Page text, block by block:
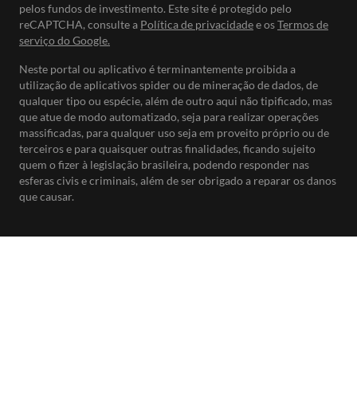
pelos fundos de investimento. Este site é protegido pelo
reCAPTCHA, consulte a Política de privacidadee osTermos de
serviço do Google.
Neste portal ou aplicativo é terminantemente proibida a
utilização de aplicativos spider ou de mineração de dados, de
qualquer tipo ou espécie, além de outro aqui não tipificado, mas
que atue de modo automatizado, seja para realizar operações
massificadas, para qualquer uso seja em proveito próprio ou de
terceiros e para quaisquer outras finalidades, ficando sujeito
quem o fizer à legislação brasileira, podendo responder nas
esferas civis e criminais, além de ser obrigado a reparar os danos
que causar.